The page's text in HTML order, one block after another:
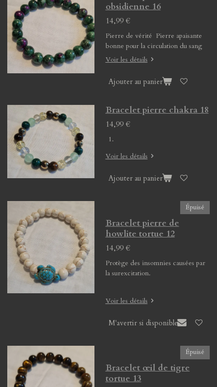
obsidienne 16
14,99 €
Pierre de vérité Pierre apaisante
bonne pour la circulation du sang
Voir les détails
Ajouter au panier
Bracelet pierre chakra 18
14,99 €
Voir les détails
Ajouter au panier
Épuisé
Bracelet pierre de
howlite tortue 12
14,99 €
Protège des insomnies causées par
la surexcitation.
Voir les détails
M'avertir si disponible
Épuisé
Bracelet œil de tigre
tortue 13